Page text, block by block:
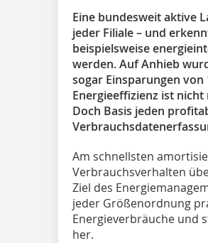
Eine bundesweit aktive
jeder Filiale – und
beispielsweise
werden. Auf Anhieb
sogar Einsparungen von
Energieeffizienz ist
Doch Basis jeden
Am schnellsten
Verbrauchsverhalten
Ziel des
jeder Größenordnung
Energieverbräuche und
her.